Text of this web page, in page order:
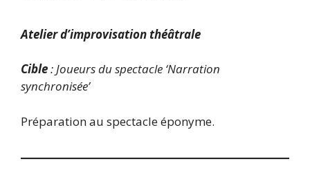
Atelier d’improvisation théâtrale
Cible: Joueurs du spectacle ‘Narration
synchronisée’
Préparation au spectacle éponyme.